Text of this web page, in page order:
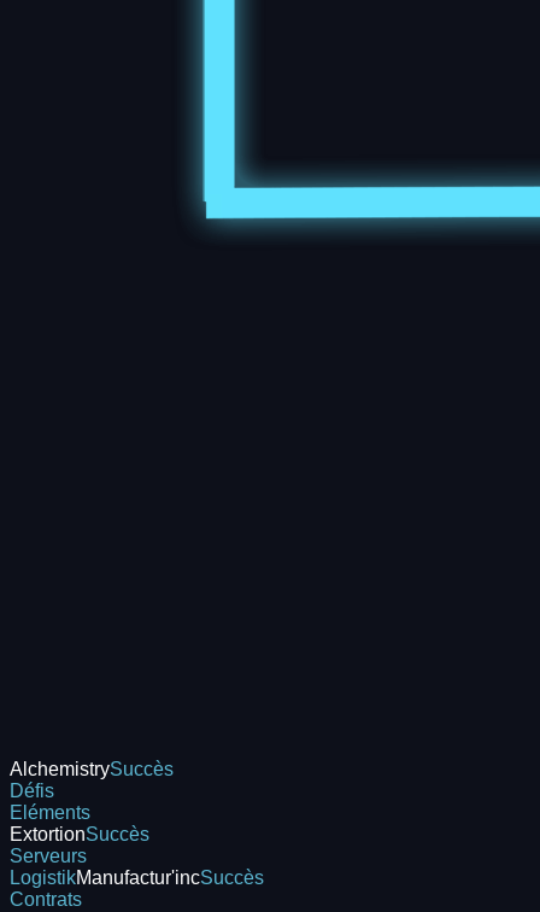
AlchemistrySuccès
Défis
Eléments
ExtortionSuccès
Serveurs
LogistikManufactur'incSuccès
Contrats